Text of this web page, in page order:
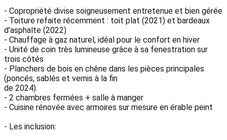
- Copropriété divise soigneusement entretenue et bien gérée
- Toiture refaite récemment : toit plat (2021) et bardeaux
d'asphalte (2022)
- Chauffage à gaz naturel, idéal pour le confort en hiver
- Unité de coin très lumineuse grâce à sa fenestration sur
trois côtés
- Planchers de bois en chêne dans les pièces principales
(poncés, sablés et vernis à la fin
de 2024).
- 2 chambres fermées + salle à manger
- Cuisine rénovée avec armoires sur mesure en érable peint
- Les inclusion: